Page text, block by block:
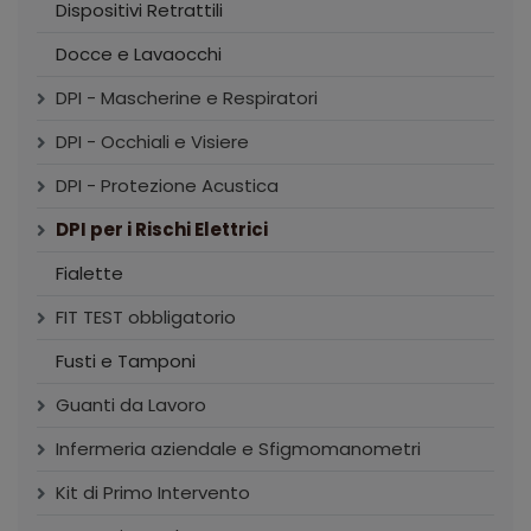
Dispositivi Retrattili
Docce e Lavaocchi
DPI - Mascherine e Respiratori
DPI - Occhiali e Visiere
DPI - Protezione Acustica
DPI per i Rischi Elettrici
Fialette
FIT TEST obbligatorio
Fusti e Tamponi
Guanti da Lavoro
Infermeria aziendale e Sfigmomanometri
Kit di Primo Intervento